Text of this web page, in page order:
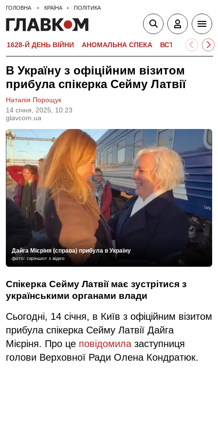
ГОЛОВНА КРАЇНА ПОЛІТИКА
1628-Й ДЕНЬ ВІЙНИ АНОМАЛЬНА СПЕКА ВСТУПНА
В Україну з офіційним візитом
прибула спікерка Сейму Латвії
14 сiчня, 2025, 10:23
glavcom.ua
Наталія Порощук
Дайга Мієріня (справа) прибула в Україну
фото: скріншот з відео
Спікерка Сейму Латвії має зустрітися з
українськими органами влади
Сьогодні, 14 січня, в Київ з офіційним візитом
прибула спікерка Сейму Латвії Дайга
Мієріня. Про це повідомила заступниця
голови Верховної Ради Олена Кондратюк.